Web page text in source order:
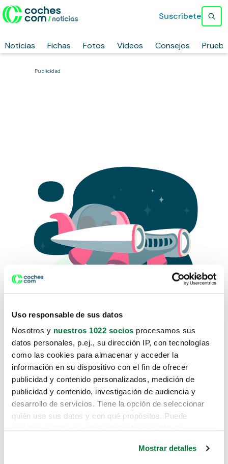
Uso responsable de sus datos
Nosotros y nuestros 1022 socios procesamos sus
datos personales, p.ej., su dirección IP, con tecnologías
como las cookies para almacenar y acceder la
información en su dispositivo con el fin de ofrecer
publicidad y contenido personalizados, medición de
publicidad y contenido, investigación de audiencia y
desarrollo de servicios. Tiene la opción de seleccionar
quién usa sus datos y con qué propósitos. Puede
Mostrar detalles
Noticias Fichas Fotos Vídeos Consejos
Suscríbete
Publicidad
Lo sentimos, no sabemos como
te hemos traido hasta aquí.
Pero puedes encontrar el coche que estás
buscando en alguno de estos enlaces: